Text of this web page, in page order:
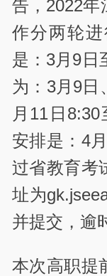
告，2022年
作分两轮
是：3月9日
为：3月9日
月11日
安排是：4
过省教育考
址为
并提交，逾
本次高职提